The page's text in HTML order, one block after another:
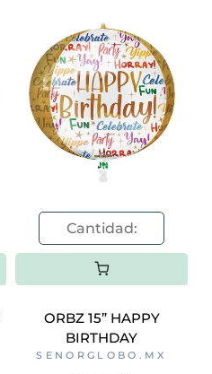
ORBZ 15” HAPPY
BIRTHDAY
SENORGLOBO.MX